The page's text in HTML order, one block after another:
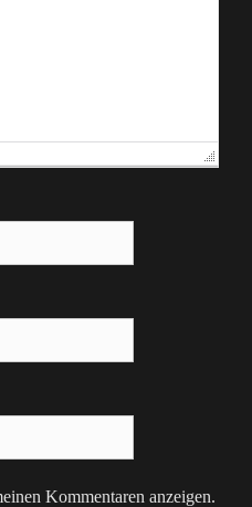
Kommentaren anzeigen.